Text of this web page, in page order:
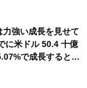
力強い成長を見せて
に米ドル 50.4 十億
で成長すると予